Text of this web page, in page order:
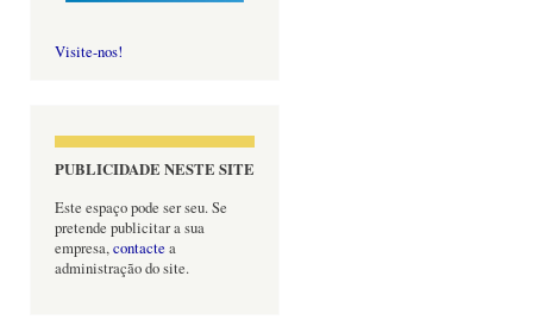
Visite-nos!
PUBLICIDADE NESTE SITE
Este espaço pode ser seu. Se
pretende publicitar a sua
empresa,contacte a
administração do site.